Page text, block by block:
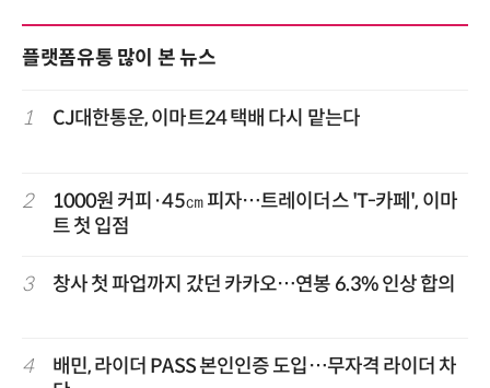
플랫폼유통 많이 본 뉴스
1 CJ대한통운, 이마트24 택배 다시 맡는다
2
1000원 커피·45㎝ 피자…트레이더스 'T-카페', 이마
트 첫 입점
3 창사 첫 파업까지 갔던 카카오…연봉 6.3% 인상 합의
4
배민, 라이더 PASS 본인인증 도입…무자격 라이더 차